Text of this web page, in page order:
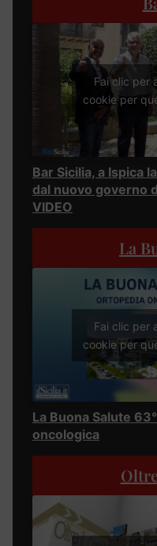
Fai clic per
cookie per
Bar Sicilia, a Ispica
dal nuovo governo
VIDEO
La
Fai clic per
cookie per
La Buona Salute
oncologica